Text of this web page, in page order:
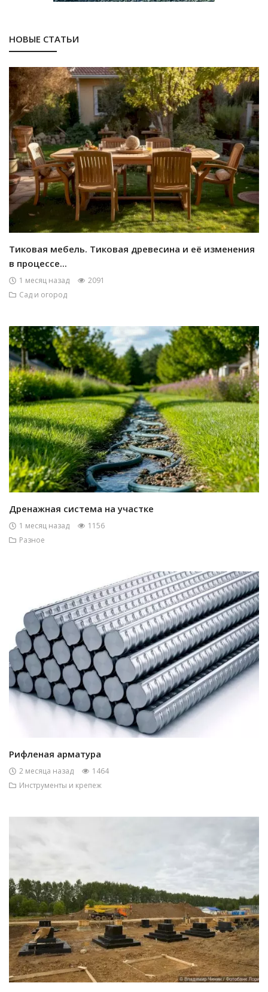
НОВЫЕ СТАТЬИ
Тиковая мебель. Тиковая древесина и её изменения
в процессе...
1 месяц назад
2091
Сад и огород
Дренажная система на участке
1 месяц назад
1156
Разное
Рифленая арматура
2 месяца назад
1464
Инструменты и крепеж